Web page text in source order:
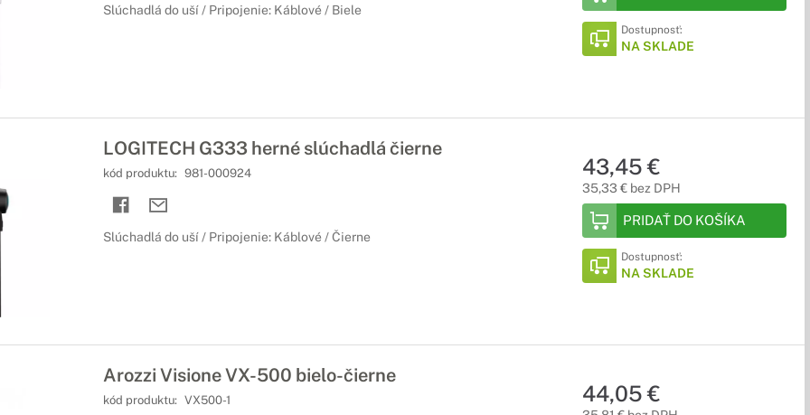
Slúchadlá do uší / Pripojenie: Káblové / Biele
Dostupnosť:
NA SKLADE
LOGITECH G333 herné slúchadlá čierne
kód produktu: 981-000924
Slúchadlá do uší / Pripojenie: Káblové / Čierne
43,45 €
35,33 € bez DPH
PRIDAŤ DO KOŠÍKA
Dostupnosť:
NA SKLADE
Arozzi Visione VX-500 bielo-čierne
kód produktu: VX500-1 44,05 €